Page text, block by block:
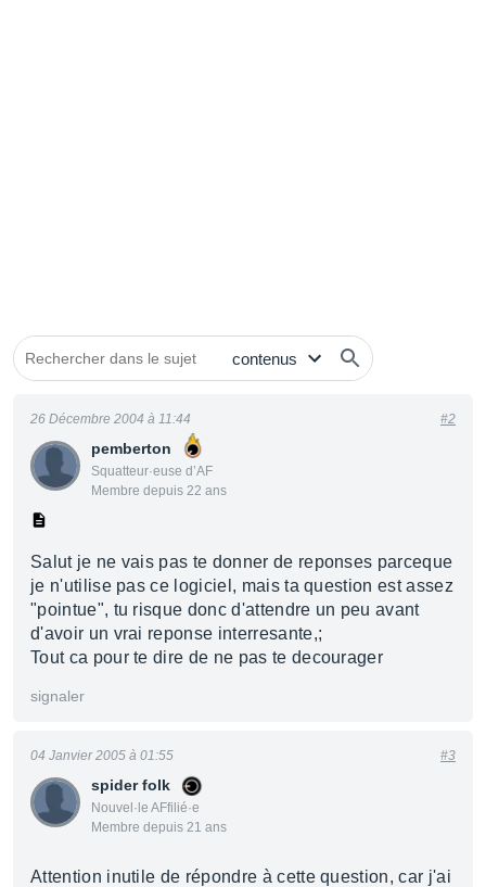
pemberton
Squatteur·euse d’AF
Membre depuis 22 ans
26 Décembre 2004 à 11:44 #2
Salut je ne vais pas te donner de reponses parceque
je n'utilise pas ce logiciel, mais ta question est assez
"pointue", tu risque donc d'attendre un peu avant
d'avoir un vrai reponse interresante,;
Tout ca pour te dire de ne pas te decourager
signaler
spider folk
Nouvel·le AFfilié·e
Membre depuis 21 ans
04 Janvier 2005 à 01:55 #3
Attention inutile de répondre à cette question, car j'ai